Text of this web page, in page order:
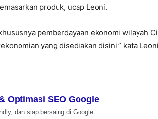
produk, ucap Leoni.
pemberdayaan ekonomi wilayah
yang disediakan disini,” kata
Optimasi SEO Google
dan siap bersaing di Google.